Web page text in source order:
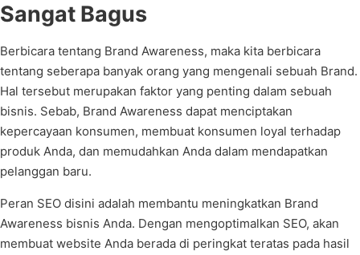
Sangat Bagus
Berbicara tentang Brand Awareness, maka kita berbicara
tentang seberapa banyak orang yang mengenali sebuah Brand.
Hal tersebut merupakan faktor yang penting dalam sebuah
bisnis. Sebab, Brand Awareness dapat menciptakan
kepercayaan konsumen, membuat konsumen loyal terhadap
produk Anda, dan memudahkan Anda dalam mendapatkan
pelanggan baru.
Peran SEO disini adalah membantu meningkatkan Brand
Awareness bisnis Anda. Dengan mengoptimalkan SEO, akan
membuat website Anda berada di peringkat teratas pada hasil